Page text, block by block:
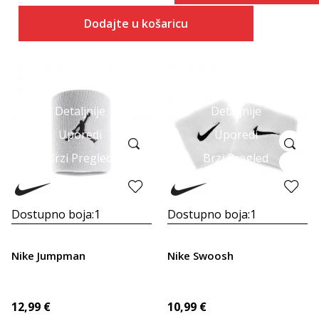
Dodajte u košaricu
Detaljnije
Uporedi
Brzi Pregled
Dostupno boja:1
Nike Jumpman
12,99 €
Detaljnije
Uporedi
Brzi Pregled
Dostupno boja:1
Nike Swoosh
10,99 €